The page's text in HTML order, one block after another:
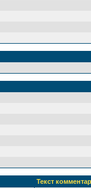
Текст